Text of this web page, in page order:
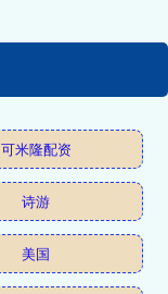
可米隆配资
诗游
美国